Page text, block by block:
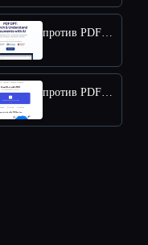
против PDF GPT
против PDF Flex